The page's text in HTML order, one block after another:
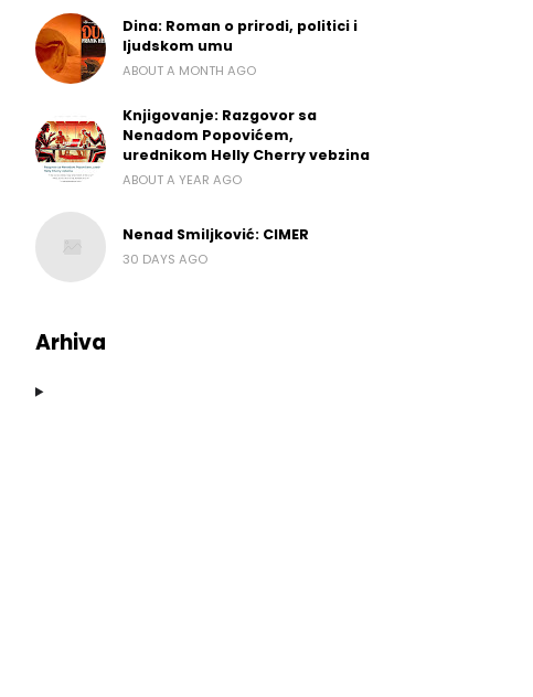
Dina: Roman o prirodi, politici i
ljudskom umu
ABOUT A MONTH AGO
Knjigovanje: Razgovor sa
Nenadom Popovićem,
urednikom Helly Cherry vebzina
ABOUT A YEAR AGO
Nenad Smiljković: CIMER
30 DAYS AGO
Arhiva